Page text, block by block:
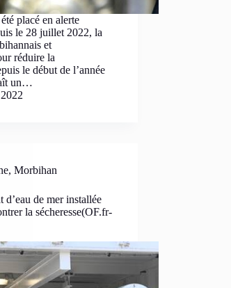
placé en alerte
le 28 juillet 2022, la
et
réduire la
le début de l’année
un…
,Morbihan
d’eau de mer installée
la sécheresse(OF.fr-